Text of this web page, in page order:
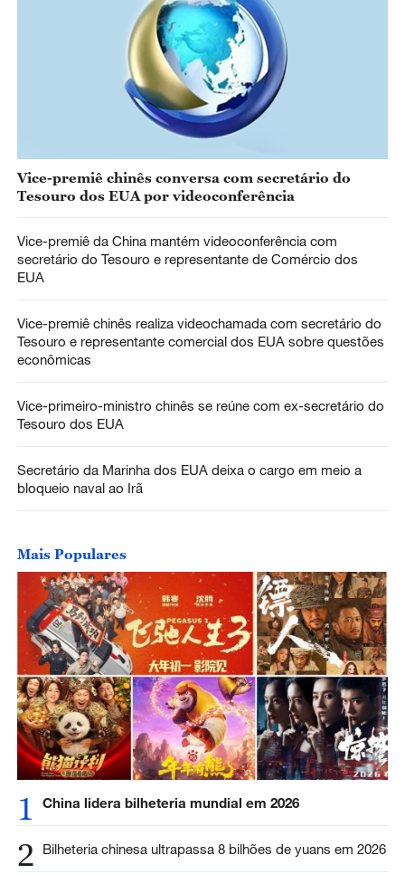
Vice-premiê chinês conversa com secretário do
Tesouro dos EUA por videoconferência
Vice-premiê da China mantém videoconferência com
secretário do Tesouro e representante de Comércio dos
EUA
Vice-premiê chinês realiza videochamada com secretário do
Tesouro e representante comercial dos EUA sobre questões
econômicas
Vice-primeiro-ministro chinês se reúne com ex-secretário do
Tesouro dos EUA
Secretário da Marinha dos EUA deixa o cargo em meio a
bloqueio naval ao Irã
Mais Populares
1 China lidera bilheteria mundial em 2026
2 Bilheteria chinesa ultrapassa 8 bilhões de yuans em 2026